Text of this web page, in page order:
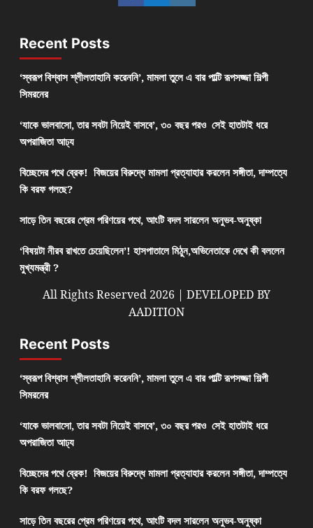
Recent Posts
‘স্বরূপ বিশ্বাস শ্লীলতাহানি করেননি’, মামলা তুলে এ বার পাল্টি রূপসজ্জা শিল্পী
সিমরনের
‘যাকে ভালবাসো, তার সবটা নিয়েই বাসবে’, ৩০ বছর পরও সেই হাতটাই ধরে
অপরাজিতা আঢ্য
বিচ্ছেদের পথে ব্রেক! বিজয়ের বিরুদ্ধে মামলা প্রত্যাহার করলেন সঙ্গীতা, দাম্পত্যে
কি বরফ গলছে?
সাড়ে তিন বছরের প্রেম পরিণয়ের পথে, আংটি বদল সারলেন অনুভব-অনুষ্কা
‘বিষয়টা নীরব রাখতে চেয়েছিলেন’! হাসপাতালে মিঠুন,অভিনেতাকে দেখে কী বললেন
মুখ্যমন্ত্রী ?
All Rights Reserved 2026 | DEVELOPED BY
AADITION
Recent Posts
‘স্বরূপ বিশ্বাস শ্লীলতাহানি করেননি’, মামলা তুলে এ বার পাল্টি রূপসজ্জা শিল্পী
সিমরনের
‘যাকে ভালবাসো, তার সবটা নিয়েই বাসবে’, ৩০ বছর পরও সেই হাতটাই ধরে
অপরাজিতা আঢ্য
বিচ্ছেদের পথে ব্রেক! বিজয়ের বিরুদ্ধে মামলা প্রত্যাহার করলেন সঙ্গীতা, দাম্পত্যে
কি বরফ গলছে?
সাড়ে তিন বছরের প্রেম পরিণয়ের পথে, আংটি বদল সারলেন অনুভব-অনুষ্কা